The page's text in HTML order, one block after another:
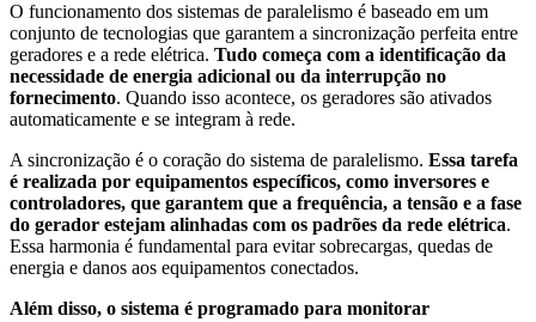
O funcionamento dos sistemas de paralelismo é baseado em um
conjunto de tecnologias que garantem a sincronização perfeita entre
geradores e a rede elétrica. Tudo começa com a identificação da
necessidade de energia adicional ou da interrupção no
fornecimento. Quando isso acontece, os geradores são ativados
automaticamente e se integram à rede.
A sincronização é o coração do sistema de paralelismo. Essa tarefa
é realizada por equipamentos específicos, como inversores e
controladores, que garantem que a frequência, a tensão e a fase
do gerador estejam alinhadas com os padrões da rede elétrica.
Essa harmonia é fundamental para evitar sobrecargas, quedas de
energia e danos aos equipamentos conectados.
Além disso, o sistema é programado para monitorar